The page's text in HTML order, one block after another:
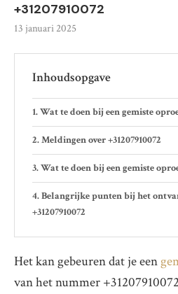
+31207910072
13 januari 2025
Inhoudsopgave
Wat te doen bij een gemiste
Meldingen over +31207910072
Wat te doen bij een gemiste
Belangrijke punten bij het
+31207910072
Het kan gebeuren dat je een
van het nummer